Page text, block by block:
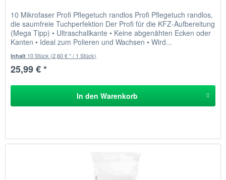
10 Mikrofaser Profi Pflegetuch randlos Profi Pflegetuch randlos,
die saumfreie Tuchperfektion Der Profi für die KFZ-Aufbereitung
(Mega Tipp) • Ultraschallkante • Keine abgenähten Ecken oder
Kanten • Ideal zum Polieren und Wachsen • Wird...
Inhalt 10 Stück (2,60 € * / 1 Stück)
25,99 € *
In den Warenkorb